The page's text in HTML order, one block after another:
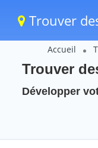
Trouver
Accueil
Trouver
Développer